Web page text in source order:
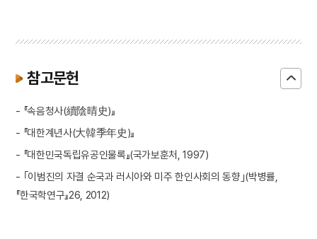
참고문헌
- 『속음청사(續陰晴史)』
- 『대한계년사(大韓季年史)』
- 『대한민국독립유공인물록』(국가보훈처, 1997)
- ｢이범진의 자결 순국과 러시아와 미주 한인사회의 동향｣(박병률,
『한국학연구』26, 2012)